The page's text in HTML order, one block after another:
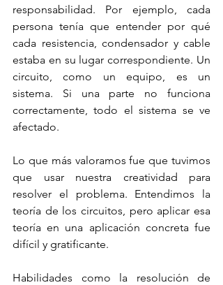
responsabilidad. Por ejemplo, cada
persona tenía que entender por qué
cada resistencia, condensador y cable
estaba en su lugar correspondiente. Un
circuito, como un equipo, es un
sistema. Si una parte no funciona
correctamente, todo el sistema se ve
afectado.
Lo que más valoramos fue que tuvimos
que usar nuestra creatividad para
resolver el problema. Entendimos la
teoría de los circuitos, pero aplicar esa
teoría en una aplicación concreta fue
difícil y gratificante.
Habilidades como la resolución de